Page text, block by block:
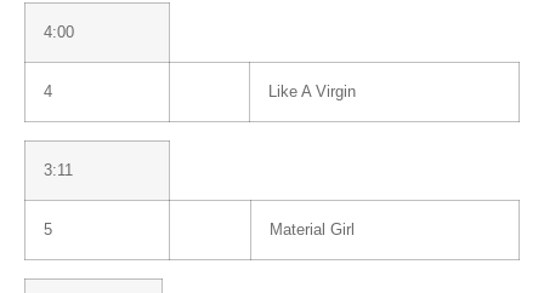
4:00
4 Like A Virgin
3:11
5 Material Girl